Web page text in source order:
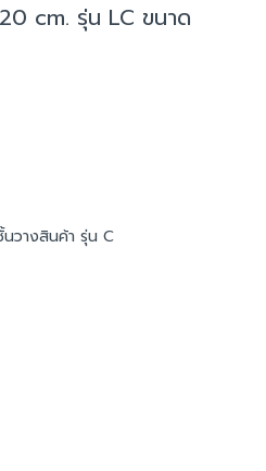
cm. รุ่น LC ขนาด
นวางสินค้า รุ่น C